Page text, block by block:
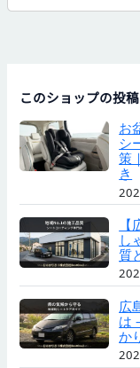
このショップの投稿
お
シ
策
き
し
質
広
は
か